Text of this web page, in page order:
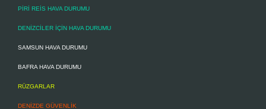
PİRİ REİS HAVA DURUMU
DENİZCİLER İÇİN HAVA DURUMU
SAMSUN HAVA DURUMU
BAFRA HAVA DURUMU
RÜZGARLAR
DENİZDE GÜVENLİK